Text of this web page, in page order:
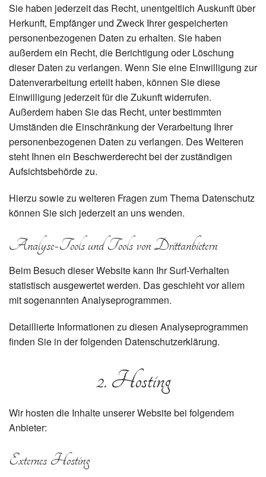
Sie haben jederzeit das Recht, unentgeltlich Auskunft über
Herkunft, Empfänger und Zweck Ihrer gespeicherten
personenbezogenen Daten zu erhalten. Sie haben
außerdem ein Recht, die Berichtigung oder Löschung
dieser Daten zu verlangen. Wenn Sie eine Einwilligung zur
Datenverarbeitung erteilt haben, können Sie diese
Einwilligung jederzeit für die Zukunft widerrufen.
Außerdem haben Sie das Recht, unter bestimmten
Umständen die Einschränkung der Verarbeitung Ihrer
personenbezogenen Daten zu verlangen. Des Weiteren
steht Ihnen ein Beschwerderecht bei der zuständigen
Aufsichtsbehörde zu.
Hierzu sowie zu weiteren Fragen zum Thema Datenschutz
können Sie sich jederzeit an uns wenden.
Analyse-Tools und Tools von Dritt­anbietern
Beim Besuch dieser Website kann Ihr Surf-Verhalten
statistisch ausgewertet werden. Das geschieht vor allem
mit sogenannten Analyseprogrammen.
Detaillierte Informationen zu diesen Analyseprogrammen
finden Sie in der folgenden Datenschutzerklärung.
2. Hosting
Wir hosten die Inhalte unserer Website bei folgendem
Anbieter:
Externes Hosting